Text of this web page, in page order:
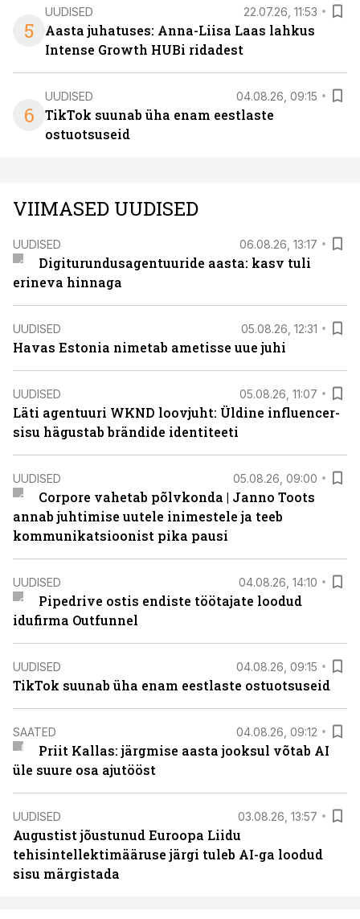
5
UUDISED 22.07.26, 11:53
Aasta juhatuses: Anna-Liisa Laas lahkus
Intense Growth HUBi ridadest
6
UUDISED 04.08.26, 09:15
TikTok suunab üha enam eestlaste
ostuotsuseid
VIIMASED UUDISED
UUDISED 06.08.26, 13:17
Digiturundusagentuuride aasta: kasv tuli
erineva hinnaga
UUDISED 05.08.26, 12:31
Havas Estonia nimetab ametisse uue juhi
UUDISED 05.08.26, 11:07
Läti agentuuri WKND loovjuht: Üldine influencer-
sisu hägustab brändide identiteeti
UUDISED 05.08.26, 09:00
Corpore vahetab põlvkonda | Janno Toots
annab juhtimise uutele inimestele ja teeb
kommunikatsioonist pika pausi
UUDISED 04.08.26, 14:10
Pipedrive ostis endiste töötajate loodud
idufirma Outfunnel
UUDISED 04.08.26, 09:15
TikTok suunab üha enam eestlaste ostuotsuseid
SAATED 04.08.26, 09:12
Priit Kallas: järgmise aasta jooksul võtab AI
üle suure osa ajutööst
UUDISED 03.08.26, 13:57
Augustist jõustunud Euroopa Liidu
tehisintellektimääruse järgi tuleb AI-ga loodud
sisu märgistada